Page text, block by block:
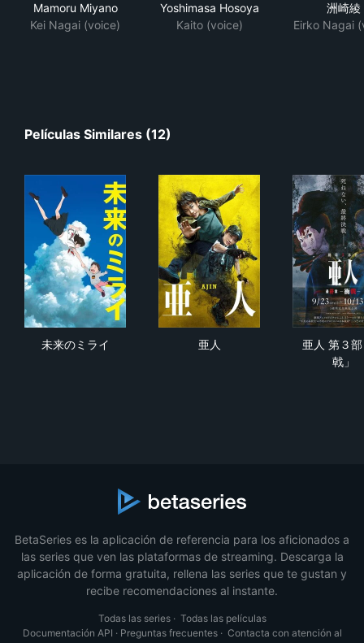
Mamoru Miyano
Kei Nagai (voice)
Yoshimasa Hosoya
Kaito (voice)
洲崎綾
Eirko Nagai
Películas Similares (12)
未来のミライ 亜人
亜人 第３
戟」
BetaSeries es la aplicación de referencia para los aficionados a
las series que ven las plataformas de streaming. Descarga la
aplicación de forma gratuita, rellena las series que te gustan y
recibe recomendaciones al instante.
Todas las series· Todas las películas
Documentación API · Preguntas frecuentes· Contacta con atención al